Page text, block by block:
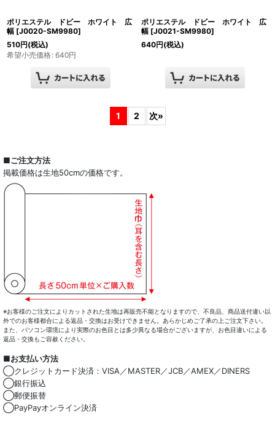
ポリエステル ドビー ホワイト 広
幅 [J0020-SM9980]
510円(税込)
希望小売価格: 640円
ポリエステル ドビー ホワイト 広
幅 [J0021-SM9980]
640円(税込)
1 2 次»
■ご注文方法
掲載価格は生地50cmの価格です。
※お客様のご注文によりカットされた生地は再販売不能となりますので、不良品、商品送付違い以
外でのお客様都合による返品・交換はお受けできません。あらかじめご了承の上ご注文下さい。
また、パソコン環境により実際のお色目とは多少異なる場合がございますが、お色目違いによる
返品・交換もご容赦ください。
■お支払い方法
◯クレジットカード決済：VISA／MASTER／JCB／AMEX／DINERS
◯銀行振込
◯郵便振替
◯PayPayオンライン決済